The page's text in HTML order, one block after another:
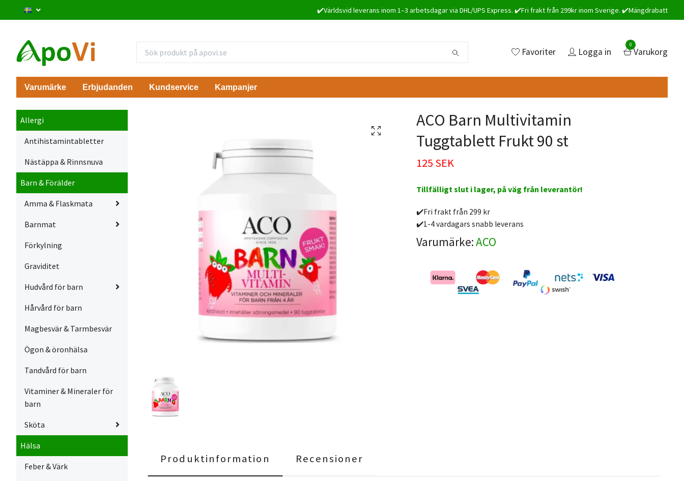
✔️Världsvid leverans inom 1–3 arbetsdagar via DHL/UPS Express. ✔️Fri frakt från 299kr inom Sverige. ✔️Mängdrabatt
Favoriter Logga in
0
Varukorg
Varumärke Erbjudanden Kundservice Kampanjer
Allergi
Antihistamintabletter
Nästäppa & Rinnsnuva
Barn & Förälder
Amma & Flaskmata
Barnmat
Förkylning
Graviditet
Hudvård för barn
Hårvård för barn
Magbesvär & Tarmbesvär
Ögon & öronhälsa
Tandvård för barn
Vitaminer & Mineraler för
barn
Sköta
Hälsa
Feber & Värk
ACO Barn Multivitamin
Tuggtablett Frukt 90 st
125 SEK
Tillfälligt slut i lager, på väg från leverantör!
✔️Fri frakt från 299 kr
✔️1-4 vardagars snabb leverans
Varumärke:ACO
Produktinformation Recensioner